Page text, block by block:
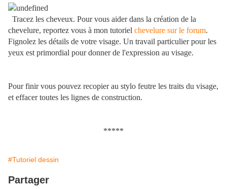
Tracez les cheveux. Pour vous aider dans la création de la
chevelure, reportez vous à mon tutoriel chevelure sur le forum.
Fignolez les détails de votre visage. Un travail particulier pour les
yeux est primordial pour donner de l'expression au visage.
Pour finir vous pouvez recopier au stylo feutre les traits du visage,
et effacer toutes les lignes de construction.
*****
#Tutoriel dessin
Partager